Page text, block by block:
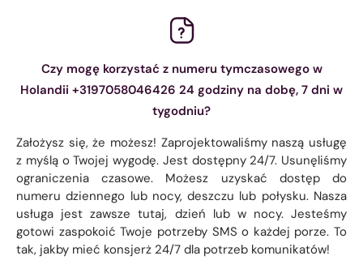
Czy mogę korzystać z numeru tymczasowego w
Holandii +3197058046426 24 godziny na dobę, 7 dni w
tygodniu?
Założysz się, że możesz! Zaprojektowaliśmy naszą usługę
z myślą o Twojej wygodę. Jest dostępny 24/7. Usunęliśmy
ograniczenia czasowe. Możesz uzyskać dostęp do
numeru dziennego lub nocy, deszczu lub połysku. Nasza
usługa jest zawsze tutaj, dzień lub w nocy. Jesteśmy
gotowi zaspokoić Twoje potrzeby SMS o każdej porze. To
tak, jakby mieć konsjerż 24/7 dla potrzeb komunikatów!